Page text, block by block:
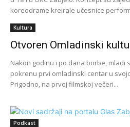
koreodrame kreirale učesnice
Kultura
Otvoren Omladinski
Nakon godinu i po dana borbe, mladi
pokrenu prvi omladinski centar u
Prigodno, na prvoj filmskoj večeri...
Podkast